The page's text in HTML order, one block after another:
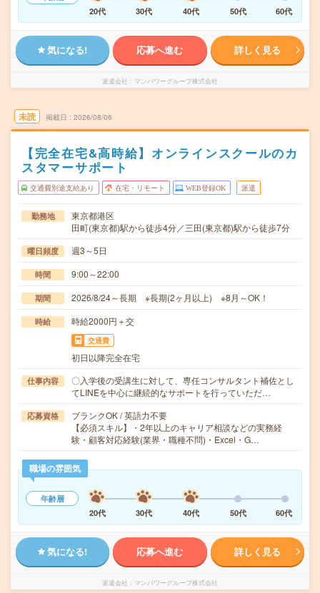
20代
30代 40代 50代 60代
気になる! 応募へ進む 詳しく見る
派遣会社 マンパワーグループ株式会社
未読 掲載日 2026/08/06
【完全在宅&高時給】オンラインスクールのカ
スタマーサポート
交通費別途支給あり 在宅・リモート WEB登録OK 派遣
勤務地
東京都港区
田町(東京都)駅から徒歩4分／三田(東京都)駅から徒歩7分
曜日頻度 週3～5日
時間 9:00～22:00
期間 2026/8/24～長期 ※長期(2ヶ月以上) ※8月～OK！
時給 時給2000円＋交
交通費
初日以降完全在宅
仕事内容
〇入学後の受講生に対して、専任コンサルタント補佐とし
てLINEを中心に継続的なサポートを行っていただ…
応募資格
ブランクOK / 英語力不要
【必須スキル】・2年以上のキャリア相談などの実務経
験・顧客対応経験(業界・職種不問)・Excel・G…
職場の雰囲気
年齢層
20代
30代 40代 50代 60代
気になる! 応募へ進む 詳しく見る
派遣会社 マンパワーグループ株式会社